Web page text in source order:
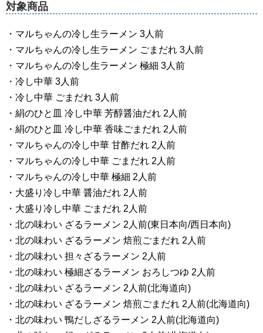
対象商品
・マルちゃんの冷し生ラーメン 3人前
・マルちゃんの冷し生ラーメン ごまだれ 3人前
・マルちゃんの冷し生ラーメン 極細 3人前
・冷し中華 3人前
・冷し中華 ごまだれ 3人前
・絹のひと皿 冷し中華 芳醇醤油だれ 2人前
・絹のひと皿 冷し中華 香味ごまだれ 2人前
・マルちゃんの冷し中華 甘酢だれ 2人前
・マルちゃんの冷し中華 ごまだれ 2人前
・マルちゃんの冷し中華 極細 2人前
・大盛り冷し中華 醤油だれ 2人前
・大盛り冷し中華 ごまだれ 2人前
・北の味わい ざるラーメン 2人前(東日本向/西日本向)
・北の味わい ざるラーメン 焙煎ごまだれ 2人前
・北の味わい 担々ざるラーメン 2人前
・北の味わい 極細ざるラーメン おろしつゆ 2人前
・北の味わい ざるラーメン 2人前(北海道向)
・北の味わい ざるラーメン 焙煎ごまだれ 2人前(北海道向)
・北の味わい 鴨だしざるラーメン 2人前(北海道向)